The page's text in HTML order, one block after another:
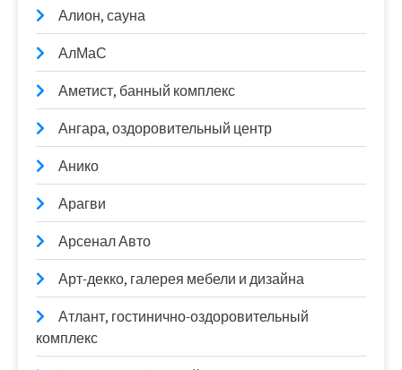
Алион, сауна
АлМаС
Аметист, банный комплекс
Ангара, оздоровительный центр
Анико
Арагви
Арсенал Авто
Арт-декко, галерея мебели и дизайна
Атлант, гостинично-оздоровительный
комплекс